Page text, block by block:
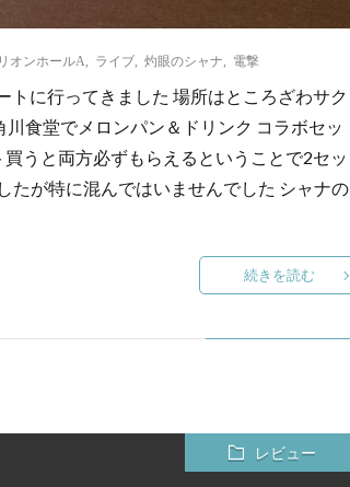
オンホールA ライブ 灼眼のシャナ 電撃
に行ってきました 場所はところざわサク
食堂でメロンパン＆ドリンク コラボセッ
うと両方必ずもらえるということで2セッ
たが特に混んではいませんでした シャナの
続きを読む
レビュー